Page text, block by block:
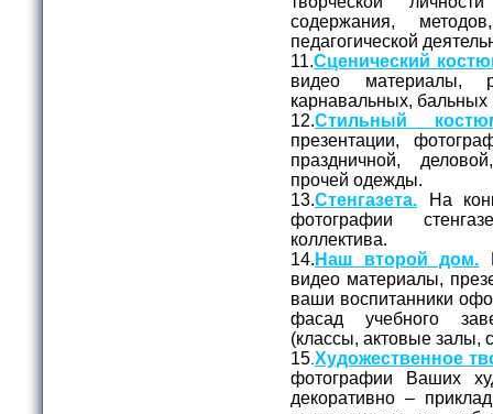
содержания,
педагогической
11.Сценический
видео материалы,
карнавальных,
12.Стильный
презентации,
праздничной,
прочей одежды.
13.Стенгазета. На
фотографии
коллектива.
14. Наш второй дом.
видео материалы,
ваши воспитанники
фасад учебного
(классы, актовые залы,
15.Художественное
фотографии Ваших
декоративно –